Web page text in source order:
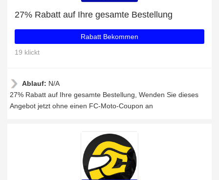
27% Rabatt auf Ihre gesamte Bestellung
Rabatt Bekommen
19 klickt
Ablauf: N/A
27% Rabatt auf Ihre gesamte Bestellung, Wenden Sie dieses
Angebot jetzt ohne einen FC-Moto-Coupon an